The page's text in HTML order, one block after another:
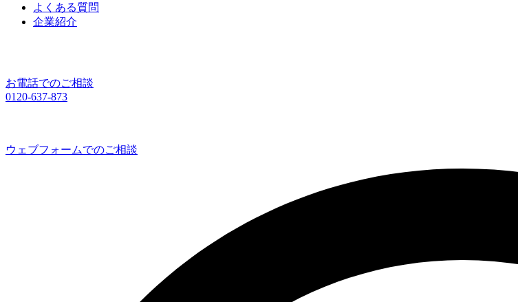
よくある質問
企業紹介
お電話でのご相談
0120-637-873
ウェブフォームでのご相談